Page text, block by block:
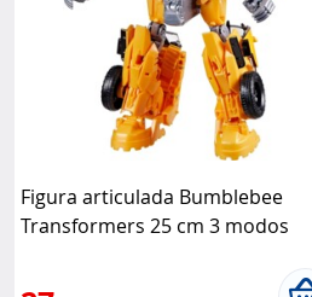
Figura articulada Bumblebee
Transformers 25 cm 3 modos